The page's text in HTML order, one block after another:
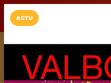
LaCarte
Installez l'App
Téléchargez
commerces favoris
Télécharger
ACTU